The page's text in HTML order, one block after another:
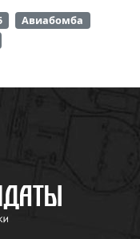
Авиабомба